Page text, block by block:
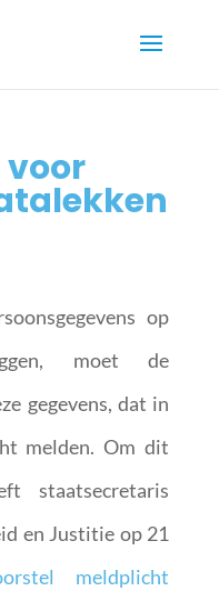
op
moet de
gegevens, dat in
melden. Om dit
staatsecretaris
en Justitie op 21
meldplicht